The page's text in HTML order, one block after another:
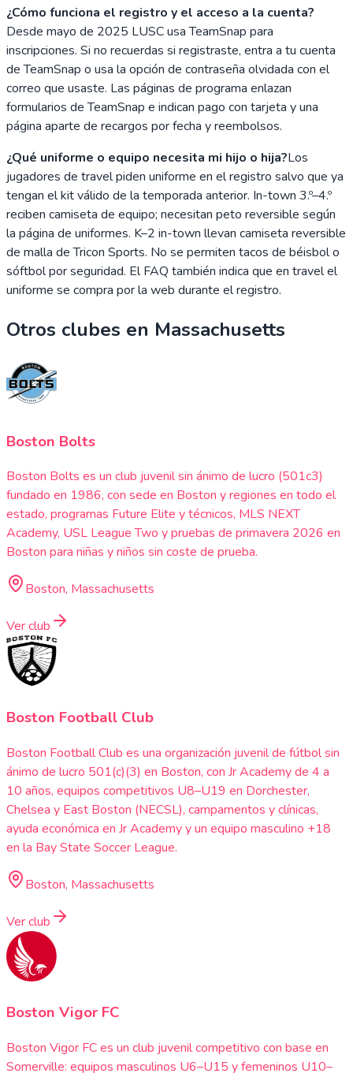
¿Cómo funciona el registro y el acceso a la cuenta?
Desde mayo de 2025 LUSC usa TeamSnap para
inscripciones. Si no recuerdas si registraste, entra a tu cuenta
de TeamSnap o usa la opción de contraseña olvidada con el
correo que usaste. Las páginas de programa enlazan
formularios de TeamSnap e indican pago con tarjeta y una
página aparte de recargos por fecha y reembolsos.
¿Qué uniforme o equipo necesita mi hijo o hija?Los
jugadores de travel piden uniforme en el registro salvo que ya
tengan el kit válido de la temporada anterior. In-town 3.º–4.º
reciben camiseta de equipo; necesitan peto reversible según
la página de uniformes. K–2 in-town llevan camiseta reversible
de malla de Tricon Sports. No se permiten tacos de béisbol o
sóftbol por seguridad. El FAQ también indica que en travel el
uniforme se compra por la web durante el registro.
Otros clubes en Massachusetts
Boston Bolts
Boston Bolts es un club juvenil sin ánimo de lucro (501c3)
fundado en 1986, con sede en Boston y regiones en todo el
estado, programas Future Elite y técnicos, MLS NEXT
Academy, USL League Two y pruebas de primavera 2026 en
Boston para niñas y niños sin coste de prueba.
Boston, Massachusetts
Ver club
Boston Football Club
Boston Football Club es una organización juvenil de fútbol sin
ánimo de lucro 501(c)(3) en Boston, con Jr Academy de 4 a
10 años, equipos competitivos U8–U19 en Dorchester,
Chelsea y East Boston (NECSL), campamentos y clínicas,
ayuda económica en Jr Academy y un equipo masculino +18
en la Bay State Soccer League.
Boston, Massachusetts
Ver club
Boston Vigor FC
Boston Vigor FC es un club juvenil competitivo con base en
Somerville: equipos masculinos U6–U15 y femeninos U10–